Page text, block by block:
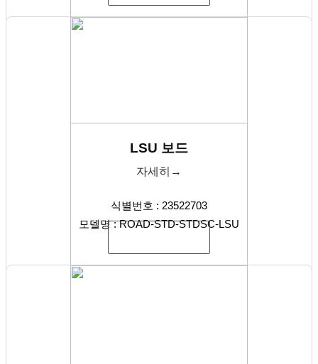
LSU 보드
자세히→
식별번호 : 23522703
모델명 : ROAD-STD-STDSC-LSU